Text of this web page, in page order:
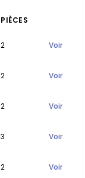
PIÈCES
2 Voir
2 Voir
2 Voir
3 Voir
2 Voir